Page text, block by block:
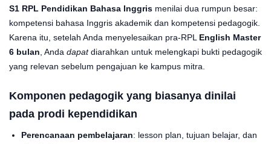
S1 RPL Pendidikan Bahasa Inggris menilai dua rumpun besar:
kompetensi bahasa Inggris akademik dan kompetensi pedagogik.
Karena itu, setelah Anda menyelesaikan pra-RPL English Master
6 bulan , Anda dapatdiarahkan untuk melengkapi bukti pedagogik
yang relevan sebelum pengajuan ke kampus mitra.
Komponen pedagogik yang biasanya dinilai
pada prodi kependidikan
Perencanaan pembelajaran: lesson plan, tujuan belajar, dan